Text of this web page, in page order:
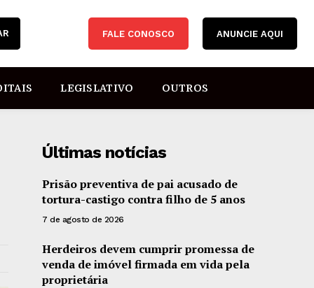
FALE CONOSCO ANUNCIE AQUI
LEGISLATIVO OUTROS
Últimas notícias
Prisão preventiva de pai acusado de
tortura-castigo contra filho de 5 anos
7 de agosto de 2026
Herdeiros devem cumprir promessa de
venda de imóvel firmada em vida pela
proprietária